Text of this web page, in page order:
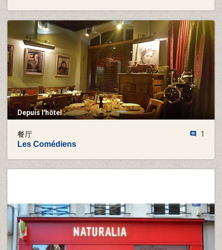
Depuis l'hôtel :
1
餐厅
Les Comédiens